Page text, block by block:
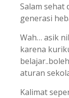
Salam sehat
generasi
Wah… asik
karena
aturan
Kalimat